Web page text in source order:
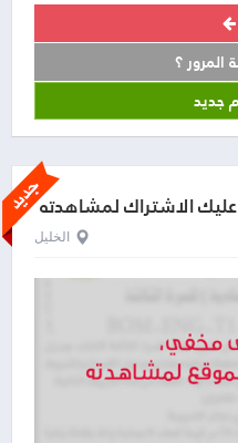
؟
جديد
الاشتراك لمشاهدته
الخليل